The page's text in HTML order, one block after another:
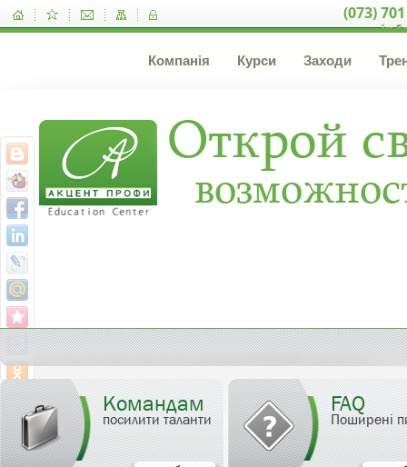
(073)
Компанія Курси Заходи
Командам
посилити таланти
FAQ
Поширені